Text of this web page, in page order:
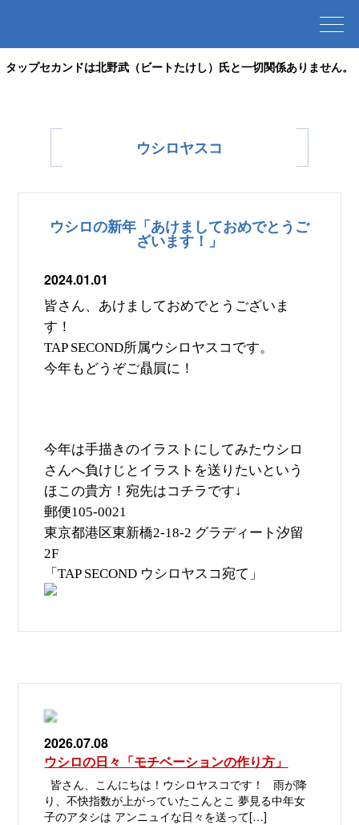
タップセカンドは北野武（ビートたけし）氏と一切関係ありません。
ウシロヤスコ
ウシロの新年「あけましておめでとうご
ざいます！」
2024.01.01
皆さん、あけましておめでとうございま
す！
TAP SECOND所属ウシロヤスコです。
今年もどうぞご贔屓に！
今年は手描きのイラストにしてみたウシロ
さんへ負けじとイラストを送りたいという
ほこの貴方！宛先はコチラです↓
郵便105-0021
東京都港区東新橋2-18-2 グラディート汐留
2F
「TAP SECOND ウシロヤスコ宛て」
2026.07.08
ウシロの日々「モチベーションの作り方」
皆さん、こんにちは！ウシロヤスコです！ 雨が降
り、不快指数が上がっていたこんとこ 夢見る中年女
子のアタシは アンニュイな日々を送って[…]